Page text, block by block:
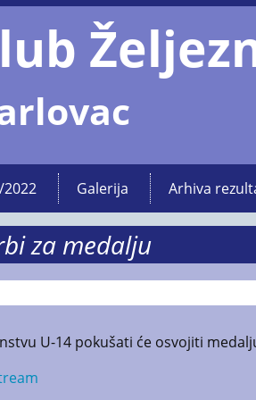
2022 Galerija Arhiva
za medalju
U-14 pokušati će osvojiti